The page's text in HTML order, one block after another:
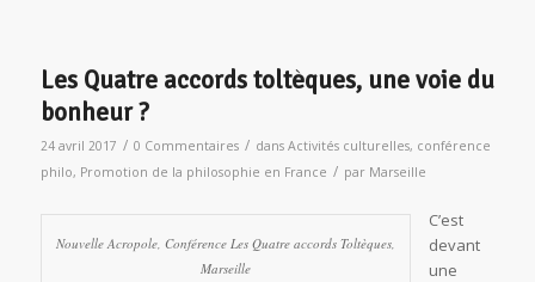
Les Quatre accords toltèques, une voie du
bonheur ?
24 avril 2017 / 0 Commentaires / dans Activités culturelles, conférence
philo, Promotion de la philosophie en France / par Marseille
Nouvelle Acropole, Conférence Les Quatre accords Toltèques,
Marseille
C’est
devant
une